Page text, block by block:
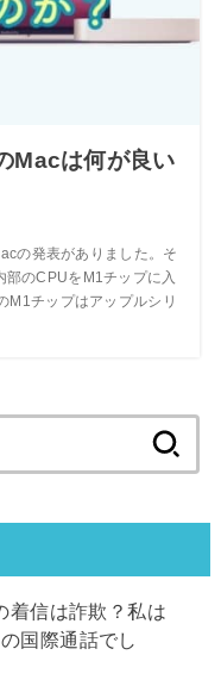
Macは何が良い
の発表がありました。そ
部のCPUをM1チップに入
M1チップはアップルシリ
着信は詐欺？私は
国際通話でし